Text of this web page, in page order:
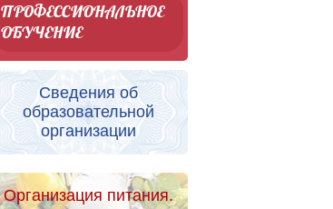
ПРОФЕССИОНАЛЬНОЕ
ОБУЧЕНИЕ
Сведения об
образовательной
организации
Организация питания.